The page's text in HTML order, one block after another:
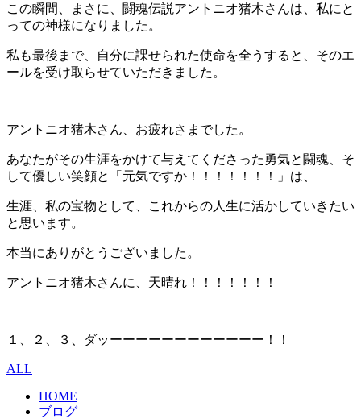
この瞬間、まさに、闘魂伝説アントニオ猪木さんは、私にと
っての神様になりました。
私も最後まで、自分に課せられた使命を全うすると、そのエ
ールを受け取らせていただきました。
アントニオ猪木さん、お疲れさまでした。
あなたがその生涯をかけて与えてくださった勇気と闘魂、そ
して優しい笑顔と「元気ですか！！！！！！！」は、
生涯、私の宝物として、これからの人生に活かしていきたい
と思います。
本当にありがとうございました。
アントニオ猪木さんに、天晴れ！！！！！！！
１、２、３、ダッーーーーーーーーーーーー！！
ALL
HOME
ブログ